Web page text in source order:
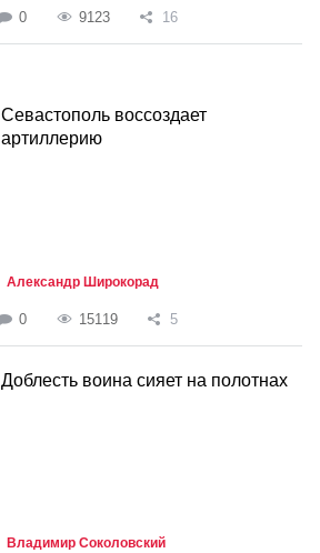
0 9123 16
Севастополь воссоздает
артиллерию
Александр Широкорад
0 15119 5
Доблесть воина сияет на полотнах
Владимир Соколовский